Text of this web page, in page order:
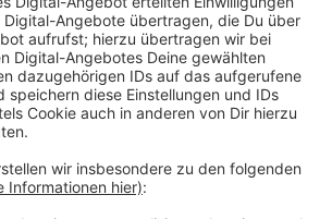
des Herzens, Erkrankungen
Herzrhythmusstörungen und